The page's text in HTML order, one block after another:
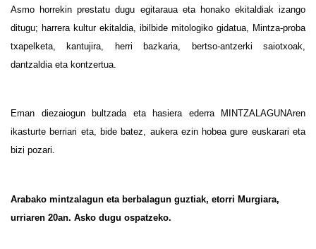
Asmo horrekin prestatu dugu egitaraua eta honako ekitaldiak izango
ditugu; harrera kultur ekitaldia, ibilbide mitologiko gidatua, Mintza-proba
txapelketa, kantujira, herri bazkaria, bertso-antzerki saiotxoak,
dantzaldia eta kontzertua.
Eman diezaiogun bultzada eta hasiera ederra MINTZALAGUNAren
ikasturte berriari eta, bide batez, aukera ezin hobea gure euskarari eta
bizi pozari.
Arabako mintzalagun eta berbalagun guztiak, etorri Murgiara,
urriaren 20an. Asko dugu ospatzeko.